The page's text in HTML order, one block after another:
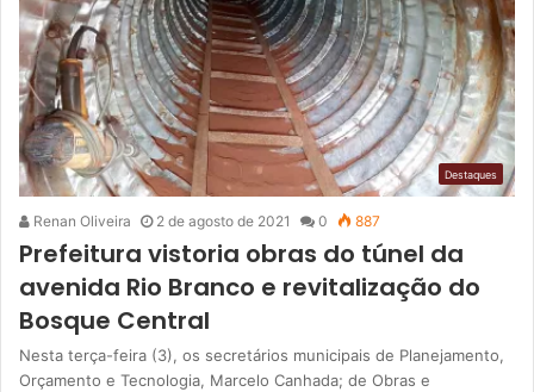
Destaques
Renan Oliveira 2 de agosto de 2021 0 887
Prefeitura vistoria obras do túnel da
avenida Rio Branco e revitalização do
Bosque Central
Nesta terça-feira (3), os secretários municipais de Planejamento,
Orçamento e Tecnologia, Marcelo Canhada; de Obras e